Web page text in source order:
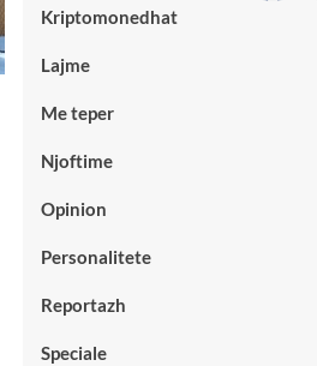
Kriptomonedhat
Lajme
Me teper
Njoftime
Opinion
Personalitete
Reportazh
Speciale